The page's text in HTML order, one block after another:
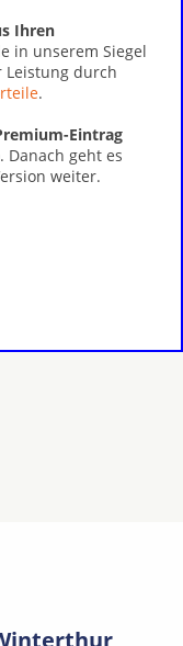
Ihren
in unserem Siegel
durch
.
Eintrag
Danach geht es
weiter.